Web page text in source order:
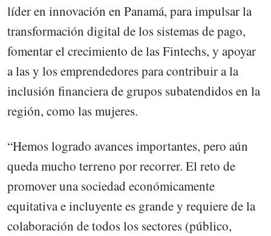
líder en innovación en Panamá, para impulsar la
transformación digital de los sistemas de pago,
fomentar el crecimiento de las Fintechs, y apoyar
a las y los emprendedores para contribuir a la
inclusión financiera de grupos subatendidos en la
región, como las mujeres.
“Hemos logrado avances importantes, pero aún
queda mucho terreno por recorrer. El reto de
promover una sociedad económicamente
equitativa e incluyente es grande y requiere de la
colaboración de todos los sectores (público,